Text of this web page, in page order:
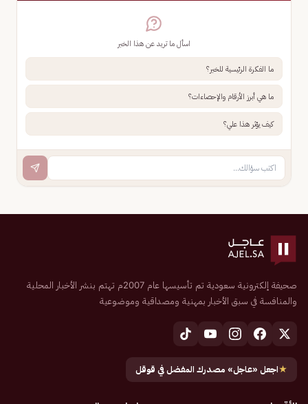
اسأل ما تريد عن هذا الخبر
ما الفكرة الرئيسية للخبر؟
ما هي أبرز الأرقام والإحصاءات؟
كيف يؤثر هذا علي؟
صحيفة إلكترونية سعودية تم تأسيسها عام 2007م تهتم بنشر الأخبار المحلية
والمنافسة في سبق الأخبار بمهنية ومصداقية وموضوعية
★اجعل «عاجل» مصدرك المفضل في قوقل